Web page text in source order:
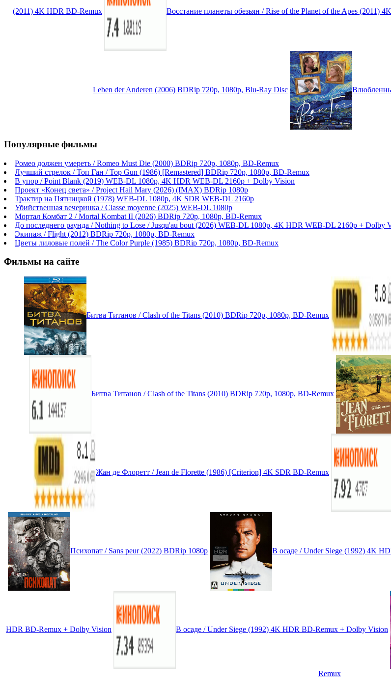
(2011) 4K HDR BD-Remux Восстание планеты обезьян / Rise of the Planet of the Apes (2011)
Leben der Anderen (2006) BDRip 720p, 1080p, Blu-Ray Disc
Популярные фильмы
Ромео должен умереть / Romeo Must Die (2000) BDRip 720p, 1080p, BD-Remux
Лучший стрелок / Топ Ган / Top Gun (1986) [Remastered] BDRip 720p, 1080p, BD-Remux
В упор / Point Blank (2019) WEB-DL 1080p, 4K HDR WEB-DL 2160p + Dolby Vision
Проект «Конец света» / Project Hail Mary (2026) (IMAX) BDRip 1080p
Трактир на Пятницкой (1978) WEB-DL 1080p, 4K SDR WEB-DL 2160p
Убийственная вечеринка / Classe moyenne (2025) WEB-DL 1080p
Мортал Комбат 2 / Mortal Kombat II (2026) BDRip 720p, 1080p, BD-Remux
До последнего раунда / Nothing to Lose / Jusqu'au bout (2026) WEB-DL 1080p, 4K HDR WEB-DL 2160p + Dolby
Экипаж / Flight (2012) BDRip 720p, 1080p, BD-Remux
Цветы лиловые полей / The Color Purple (1985) BDRip 720p, 1080p, BD-Remux
Фильмы на сайте
Битва Титанов / Clash of the Titans (2010) BDRip 720p, 1080p, BD-Remux
Битва Титанов / Clash of the Titans (2010) BDRip 720p, 1080p, BD-Remux
Жан де Флоретт / Jean de Florette (1986) [Criterion] 4K SDR BD-Remux
Психопат / Sans peur (2022) BDRip 1080p В осаде / Under Siege (1992) 4K
HDR BD-Remux + Dolby Vision В осаде / Under Siege (1992) 4K HDR BD-Remux + Dolby Vision
Remux